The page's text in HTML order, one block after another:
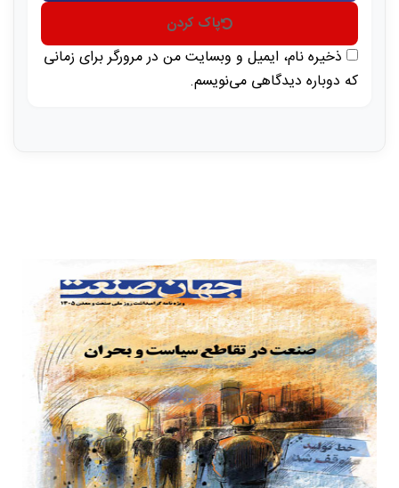
پاک کردن
ذخیره نام، ایمیل و وبسایت من در مرورگر برای زمانی
که دوباره دیدگاهی می‌نویسم.